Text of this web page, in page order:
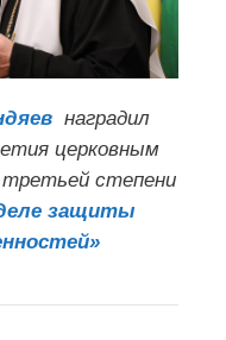
наградил
церковным
степени
защиты